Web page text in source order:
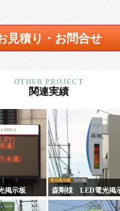
見積り・お問合せ
関連実績
掲示板
電光掲示板 その他
森剛様 LED電光掲